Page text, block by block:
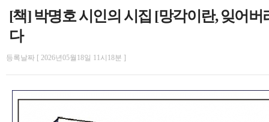
[책] 박명호 시인의 시집 [망각이란, 잊어
다
등록날짜 [ 2026년05월18일 11시18분 ]